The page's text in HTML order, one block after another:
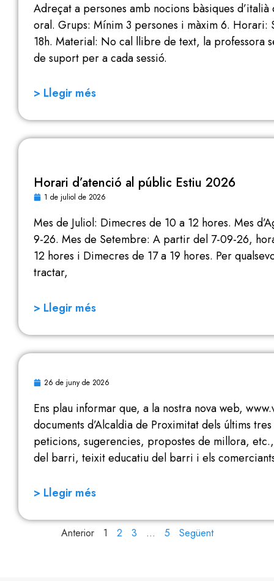
Adreçat a persones amb nocions bàsiques
oral. Grups: Mínim 3 persones i màxim 6. Horari:
18h. Material: No cal llibre de text, la professora
de suport per a cada sessió.
> Llegir més
Horari d’atenció al públic Estiu 2026
1 de juliol de 2026
Mes de Juliol: Dimecres de 10 a 12 hores. Mes
9-26. Mes de Setembre: A partir del 7-09-26,
12 hores i Dimecres de 17 a 19 hores. Per
tractar,
> Llegir més
26 de juny de 2026
Ens plau informar que, a la nostra nova web,
documents d’Alcaldia de Proximitat dels últims
peticions, sugerencies, propostes de millora,
del barri, teixit educatiu del barri i els
> Llegir més
Anterior 1 2 3 … 5 Següent